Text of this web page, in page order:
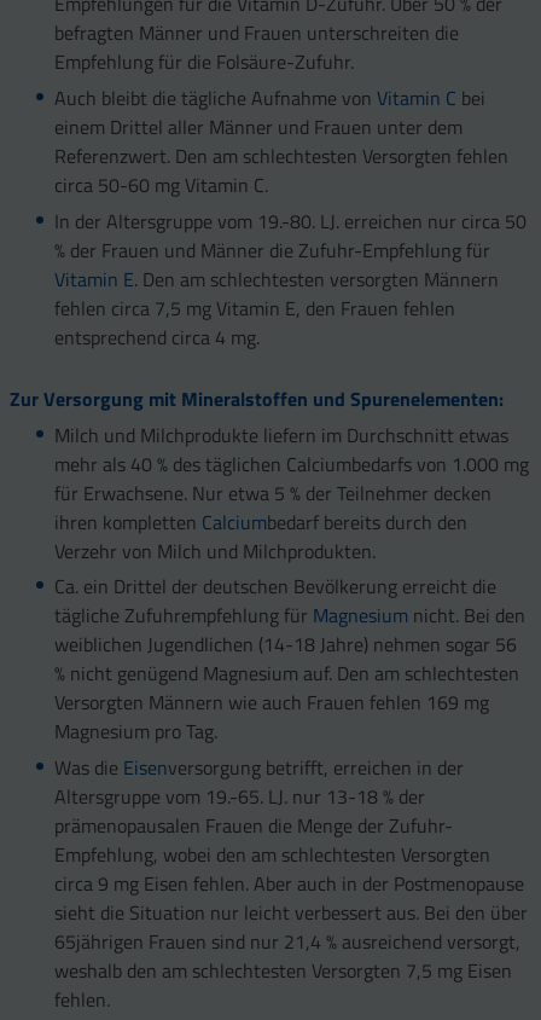
befragten Männer und Frauen unterschreiten die
Empfehlung für die Folsäure-Zufuhr.
Auch bleibt die tägliche Aufnahme von Vitamin C bei
einem Drittel aller Männer und Frauen unter dem
Referenzwert. Den am schlechtesten Versorgten fehlen
circa 50-60 mg Vitamin C.
In der Altersgruppe vom 19.-80. LJ. erreichen nur circa 50
% der Frauen und Männer die Zufuhr-Empfehlung für
Vitamin E. Den am schlechtesten versorgten Männern
fehlen circa 7,5 mg Vitamin E, den Frauen fehlen
entsprechend circa 4 mg.
Zur Versorgung mit Mineralstoffen und Spurenelementen:
Milch und Milchprodukte liefern im Durchschnitt etwas
mehr als 40 % des täglichen Calciumbedarfs von 1.000 mg
für Erwachsene. Nur etwa 5 % der Teilnehmer decken
ihren kompletten Calciumbedarf bereits durch den
Verzehr von Milch und Milchprodukten.
Ca. ein Drittel der deutschen Bevölkerung erreicht die
tägliche Zufuhrempfehlung für Magnesium nicht. Bei den
weiblichen Jugendlichen (14-18 Jahre) nehmen sogar 56
% nicht genügend Magnesium auf. Den am schlechtesten
Versorgten Männern wie auch Frauen fehlen 169 mg
Magnesium pro Tag.
Was die Eisenversorgung betrifft, erreichen in der
Altersgruppe vom 19.-65. LJ. nur 13-18 % der
prämenopausalen Frauen die Menge der Zufuhr-
Empfehlung, wobei den am schlechtesten Versorgten
circa 9 mg Eisen fehlen. Aber auch in der Postmenopause
sieht die Situation nur leicht verbessert aus. Bei den über
65jährigen Frauen sind nur 21,4 % ausreichend versorgt,
weshalb den am schlechtesten Versorgten 7,5 mg Eisen
fehlen.